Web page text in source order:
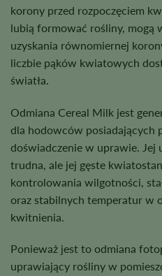
korony przed rozpoczęciem
lubią formować rośliny, mogą
uzyskania równomiernej
liczbie pąków kwiatowych
światła.
Odmiana Cereal Milk jest
dla hodowców posiadających
doświadczenie w uprawie. Jej
trudna, ale jej gęste
kontrolowania wilgotności,
oraz stabilnych temperatur w
kwitnienia.
Ponieważ jest to odmiana
uprawiający rośliny w